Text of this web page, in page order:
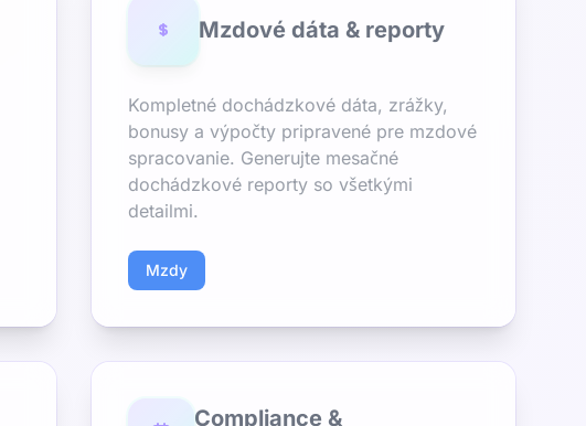
Mzdové dáta & reporty
Kompletné dochádzkové dáta, zrážky,
bonusy a výpočty pripravené pre mzdové
spracovanie. Generujte mesačné
dochádzkové reporty so všetkými
detailmi.
Mzdy
Compliance &